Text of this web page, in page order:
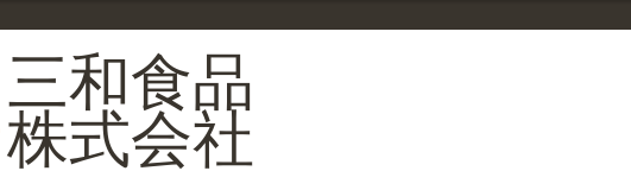
三和食品
株式会社